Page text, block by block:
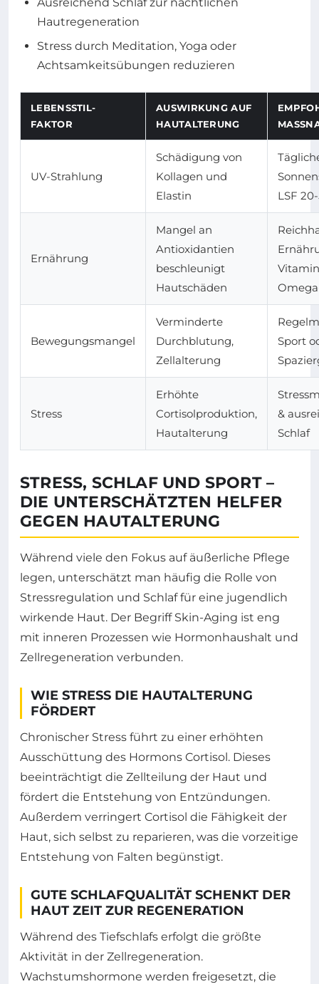
Ausreichend Schlaf zur nächtlichen
Hautregeneration
Stress durch Meditation, Yoga oder
Achtsamkeitsübungen reduzieren
LEBENSSTIL-
FAKTOR
AUSWIRKUNG AUF
HAUTALTERUNG
UV-Strahlung
Schädigung von
Kollagen und
Elastin
LSF
Ernährung
Mangel an
Antioxidantien
beschleunigt
Hautschäden
Bewegungsmangel
Verminderte
Durchblutung,
Zellalterung
Sport
Stress
Erhöhte
Cortisolproduktion,
Hautalterung
&
Schlaf
STRESS, SCHLAF UND SPORT –
DIE UNTERSCHÄTZTEN HELFER
GEGEN HAUTALTERUNG
Während viele den Fokus auf äußerliche Pflege
legen, unterschätzt man häufig die Rolle von
Stressregulation und Schlaf für eine jugendlich
wirkende Haut. Der Begriff Skin-Aging ist eng
mit inneren Prozessen wie Hormonhaushalt und
Zellregeneration verbunden.
WIE STRESS DIE HAUTALTERUNG
FÖRDERT
Chronischer Stress führt zu einer erhöhten
Ausschüttung des Hormons Cortisol. Dieses
beeinträchtigt die Zellteilung der Haut und
fördert die Entstehung von Entzündungen.
Außerdem verringert Cortisol die Fähigkeit der
Haut, sich selbst zu reparieren, was die vorzeitige
Entstehung von Falten begünstigt.
GUTE SCHLAFQUALITÄT SCHENKT DER
HAUT ZEIT ZUR REGENERATION
Während des Tiefschlafs erfolgt die größte
Aktivität in der Zellregeneration.
Wachstumshormone werden freigesetzt, die